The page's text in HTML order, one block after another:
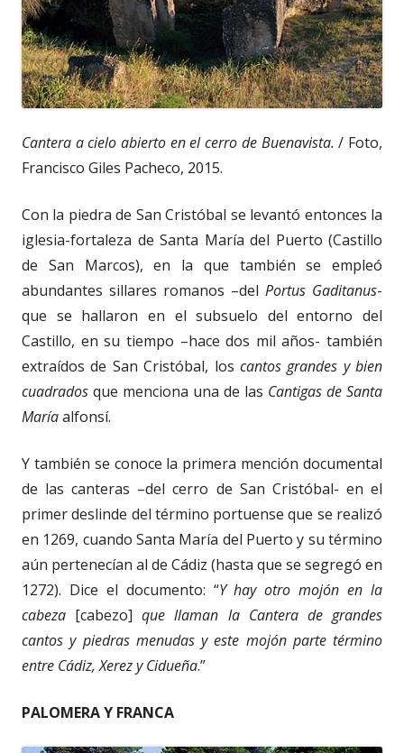
Cantera a cielo abierto en el cerro de Buenavista./ Foto,
Francisco Giles Pacheco, 2015.
Con la piedra de San Cristóbal se levantó entonces la
iglesia-fortaleza de Santa María del Puerto (Castillo
de San Marcos), en la que también se empleó
abundantes sillares romanos –del Portus Gaditanus-
que se hallaron en el subsuelo del entorno del
Castillo, en su tiempo –hace dos mil años- también
extraídos de San Cristóbal, los cantos grandes y bien
cuadrados que menciona una de las Cantigas de Santa
Maríaalfonsí.
Y también se conoce la primera mención documental
de las canteras –del cerro de San Cristóbal- en el
primer deslinde del término portuense que se realizó
en 1269, cuando Santa María del Puerto y su término
aún pertenecían al de Cádiz (hasta que se segregó en
1272). Dice el documento: “Y hay otro mojón en la
cabeza [cabezo]que llaman la Cantera de grandes
cantos y piedras menudas y este mojón parte término
entre Cádiz, Xerez y Cidueña.”
PALOMERA Y FRANCA